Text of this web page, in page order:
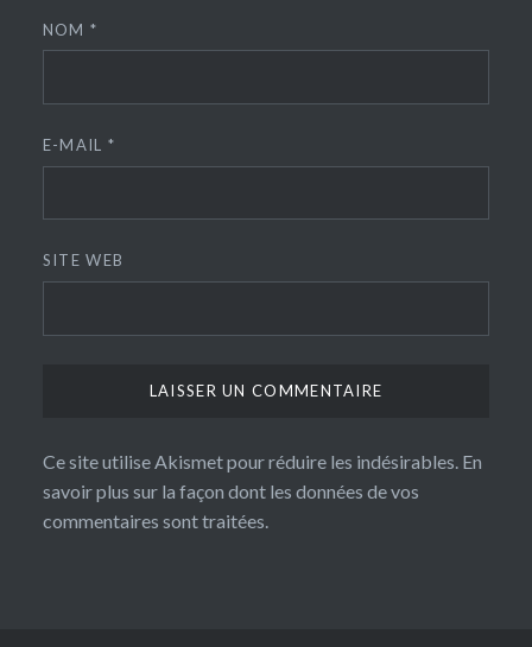
NOM*
E-MAIL *
SITE WEB
Ce site utilise Akismet pour réduire les indésirables. En
savoir plus sur la façon dont les données de vos
commentaires sont traitées